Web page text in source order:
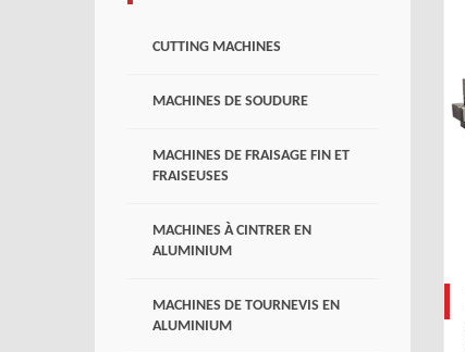
CUTTING MACHINES
MACHINES DE SOUDURE
MACHINES DE FRAISAGE FIN ET
FRAISEUSES
MACHINES À CINTRER EN
ALUMINIUM
MACHINES DE TOURNEVIS EN
ALUMINIUM